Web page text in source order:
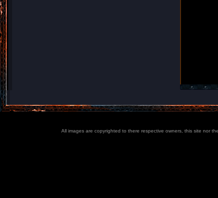
All images are copyrighted to there respective owners, this site nor